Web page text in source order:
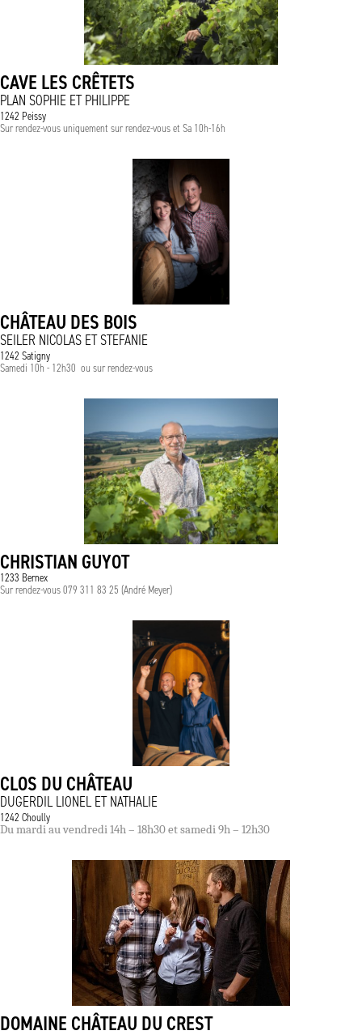
CAVE LES CRÊTETS
PLAN SOPHIE ET PHILIPPE
1242 Peissy
Sur rendez-vous uniquement sur rendez-vous et Sa 10h-16h
CHÂTEAU DES BOIS
SEILER NICOLAS ET STEFANIE
1242 Satigny
Samedi 10h - 12h30 ou sur rendez-vous
CHRISTIAN GUYOT
1233 Bernex
Sur rendez-vous 079 311 83 25 (André Meyer)
CLOS DU CHÂTEAU
DUGERDIL LIONEL ET NATHALIE
1242 Choully
Du mardi au vendredi 14h – 18h30 et samedi 9h – 12h30
DOMAINE CHÂTEAU DU CREST